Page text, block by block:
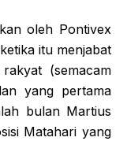
oleh Pontivex
itu menjabat
(semacam
yang pertama
bulan Martius
Matahari yang